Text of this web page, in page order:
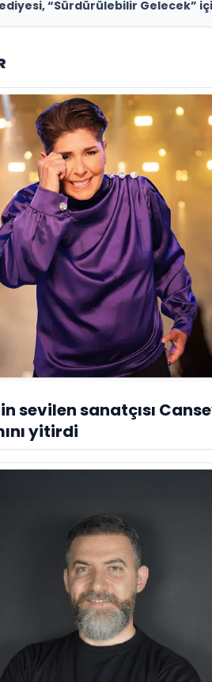
“Sürdürülebilir Gelecek”
sevilen sanatçısı
yitirdi